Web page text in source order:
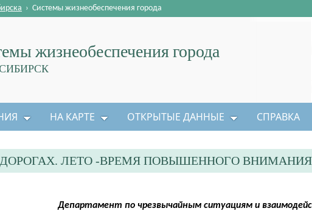
жизнеобеспечения города
› Системы жизнеобеспечения города
НА КАРТЕ ОТКРЫТЫЕ ДАННЫЕ СПРАВКА
ЛЕТО -ВРЕМЯ ПОВЫШЕННОГО
Департамент по чрезвычайным ситуациям и